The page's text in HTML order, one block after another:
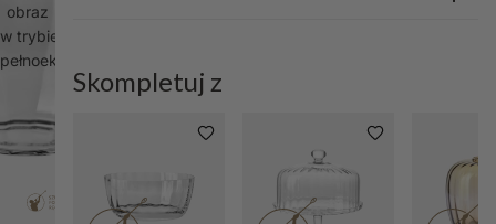
obraz
w trybie
pełnoekranowym
Skompletuj z